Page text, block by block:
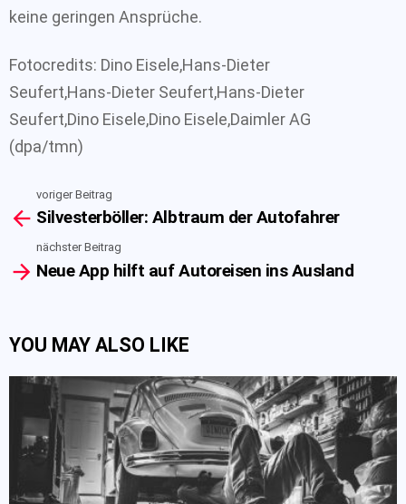
keine geringen Ansprüche.
Fotocredits: Dino Eisele,Hans-Dieter
Seufert,Hans-Dieter Seufert,Hans-Dieter
Seufert,Dino Eisele,Dino Eisele,Daimler AG
(dpa/tmn)
more
voriger Beitrag
Silvesterböller: Albtraum der Autofahrer
nächster Beitrag
Neue App hilft auf Autoreisen ins Ausland
YOU MAY ALSO LIKE